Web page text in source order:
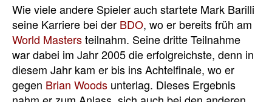
Wie viele andere Spieler auch startete Mark Barilli
seine Karriere bei der BDO, wo er bereits früh am
World Mastersteilnahm. Seine dritte Teilnahme
war dabei im Jahr 2005 die erfolgreichste, denn in
diesem Jahr kam er bis ins Achtelfinale, wo er
gegen Brian Woods unterlag. Dieses Ergebnis